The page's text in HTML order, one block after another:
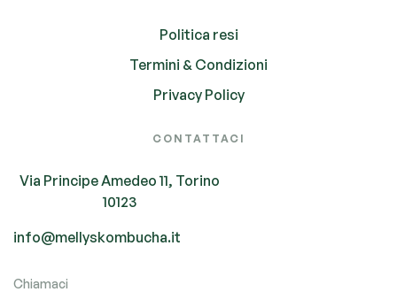
Politica resi
Termini & Condizioni
Privacy Policy
CONTATTACI
Via Principe Amedeo 11, Torino
10123
info@mellyskombucha.it
Chiamaci